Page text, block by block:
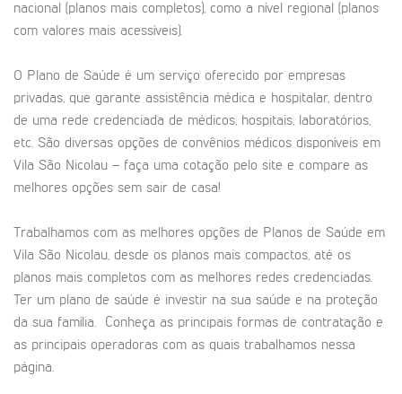
nacional (planos mais completos), como a nível regional (planos
com valores mais acessíveis).
O Plano de Saúde é um serviço oferecido por empresas
privadas, que garante assistência médica e hospitalar, dentro
de uma rede credenciada de médicos, hospitais, laboratórios,
etc. São diversas opções de convênios médicos disponíveis em
Vila São Nicolau – faça uma cotação pelo site e compare as
melhores opções sem sair de casa!
Trabalhamos com as melhores opções de Planos de Saúde em
Vila São Nicolau, desde os planos mais compactos, até os
planos mais completos com as melhores redes credenciadas.
Ter um plano de saúde é investir na sua saúde e na proteção
da sua família. Conheça as principais formas de contratação e
as principais operadoras com as quais trabalhamos nessa
página.